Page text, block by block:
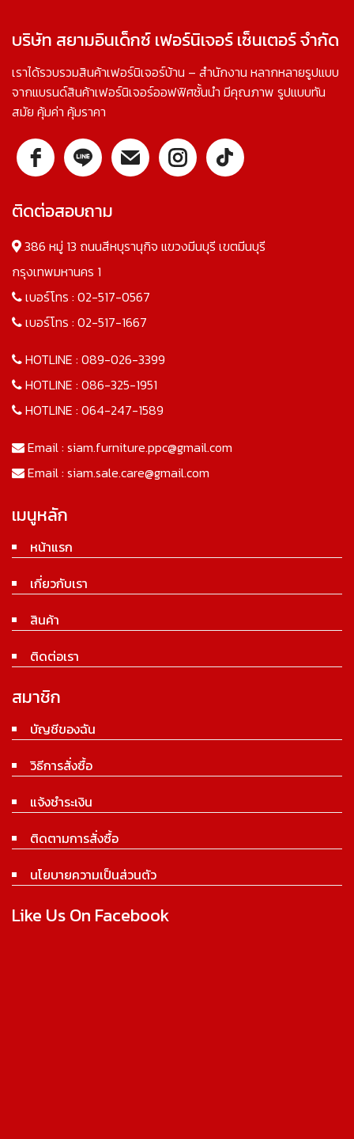
บริษัท สยามอินเด็กซ์ เฟอร์นิเจอร์ เซ็นเตอร์ จำกัด
เราได้รวบรวมสินค้าเฟอร์นิเจอร์บ้าน – สำนักงาน หลากหลายรูปแบบ
จากแบรนด์สินค้าเฟอร์นิเจอร์ออฟฟิศชั้นนำ มีคุณภาพ รูปแบบทัน
สมัย คุ้มค่า คุ้มราคา
ติดต่อสอบถาม
386 หมู่ 13 ถนนสีหบุรานุกิจ แขวงมีนบุรี เขตมีนบุรี
กรุงเทพมหานคร 1
เบอร์โทร : 02-517-0567
เบอร์โทร : 02-517-1667
HOTLINE : 089-026-3399
HOTLINE : 086-325-1951
HOTLINE : 064-247-1589
Email : siam.furniture.ppc@gmail.com
Email : siam.sale.care@gmail.com
เมนูหลัก
หน้าแรก
เกี่ยวกับเรา
สินค้า
ติดต่อเรา
สมาชิก
บัญชีของฉัน
วิธีการสั่งซื้อ
แจ้งชำระเงิน
ติดตามการสั่งซื้อ
นโยบายความเป็นส่วนตัว
Like Us On Facebook